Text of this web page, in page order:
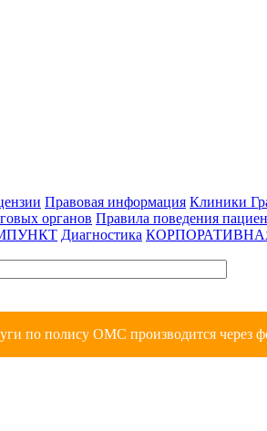
Правовая информация Клиники
органов Правила поведения
Диагностика
по полису ОМС производится через